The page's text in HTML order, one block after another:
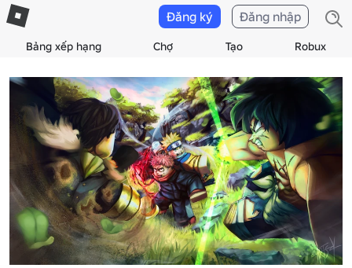
Bảng xếp hạng Chợ Tạo Robux
Đăng ký Đăng nhập